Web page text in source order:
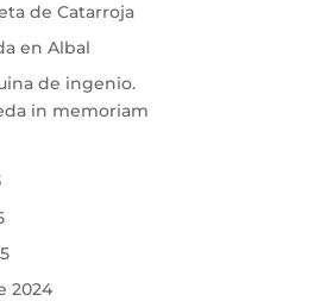
de Catarroja
en Albal
de ingenio.
in memoriam
2024